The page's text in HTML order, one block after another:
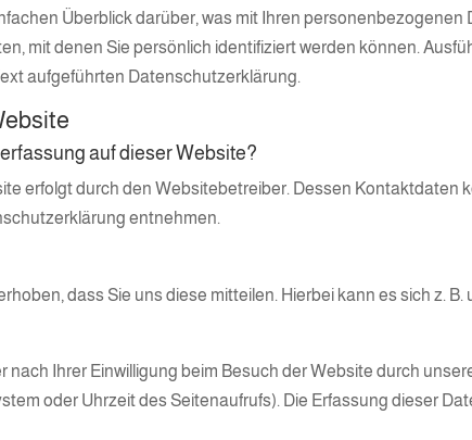
Überblick darüber, was mit Ihren
mit denen Sie persönlich identifiziert werden können.
aufgeführten Datenschutzerklärung.
auf dieser Website?
erfolgt durch den Websitebetreiber. Dessen Kontaktdaten
entnehmen.
dass Sie uns diese mitteilen. Hierbei kann es sich z.
Ihrer Einwilligung beim Besuch der Website durch
oder Uhrzeit des Seitenaufrufs). Die Erfassung dieser